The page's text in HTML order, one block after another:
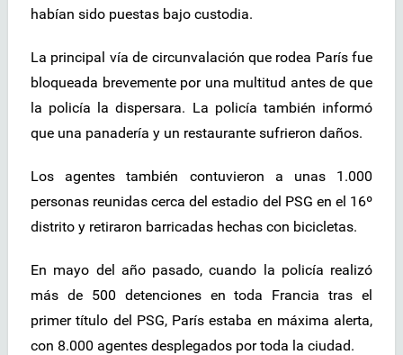
habían sido puestas bajo custodia.
La principal vía de circunvalación que rodea París fue
bloqueada brevemente por una multitud antes de que
la policía la dispersara. La policía también informó
que una panadería y un restaurante sufrieron daños.
Los agentes también contuvieron a unas 1.000
personas reunidas cerca del estadio del PSG en el 16º
distrito y retiraron barricadas hechas con bicicletas.
En mayo del año pasado, cuando la policía realizó
más de 500 detenciones en toda Francia tras el
primer título del PSG, París estaba en máxima alerta,
con 8.000 agentes desplegados por toda la ciudad.